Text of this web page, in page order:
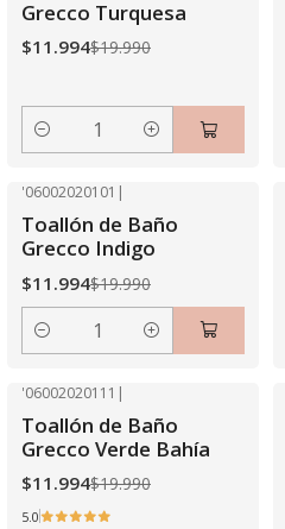
Grecco Turquesa
$11.994$19.990
Cantidad
'06002020101 |
Toallón de Baño
Grecco Indigo
$11.994$19.990
Cantidad
'06002020111 |
Toallón de Baño
Grecco Verde Bahía
$11.994$19.990
5.0